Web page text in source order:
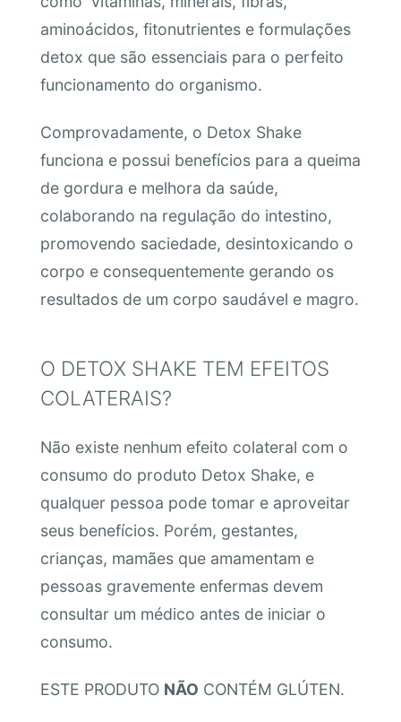
aminoácidos, fitonutrientes e formulações
detox que são essenciais para o perfeito
funcionamento do organismo.
Comprovadamente, o Detox Shake
funciona e possui benefícios para a queima
de gordura e melhora da saúde,
colaborando na regulação do intestino,
promovendo saciedade, desintoxicando o
corpo e consequentemente gerando os
resultados de um corpo saudável e magro.
O DETOX SHAKE TEM EFEITOS
COLATERAIS?
Não existe nenhum efeito colateral com o
consumo do produto Detox Shake, e
qualquer pessoa pode tomar e aproveitar
seus benefícios. Porém, gestantes,
crianças, mamães que amamentam e
pessoas gravemente enfermas devem
consultar um médico antes de iniciar o
consumo.
ESTE PRODUTO NÃO CONTÉM GLÚTEN.